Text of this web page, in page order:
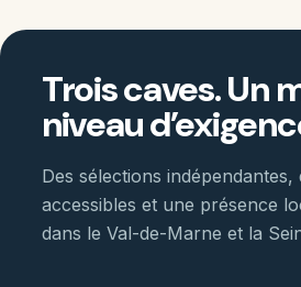
Trois caves. Un
niveau
Des sélections indépendantes,
accessibles et une présence
dans le Val-de-Marne et la